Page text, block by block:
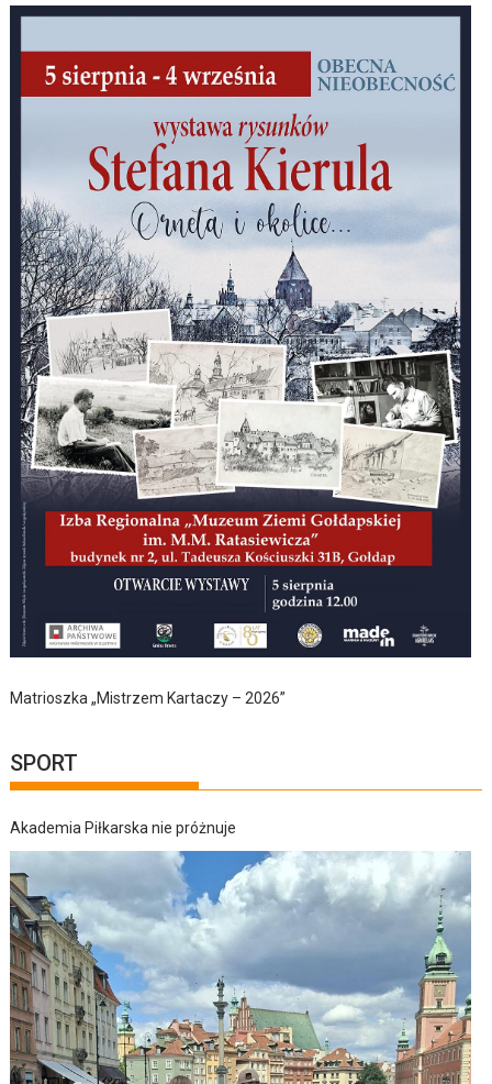
Matrioszka „Mistrzem Kartaczy – 2026”
SPORT
Akademia Piłkarska nie próżnuje